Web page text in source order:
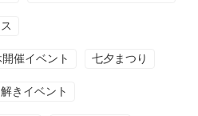
催イベント 七夕まつり
きイベント